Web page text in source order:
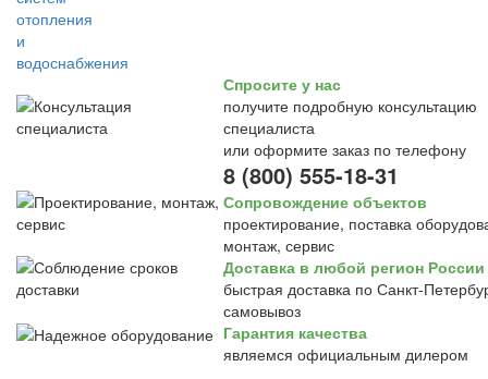
Спросите у нас
получите подробную консультацию
специалиста
или оформите заказ по телефону
8 (800) 555-18-31
Сопровождение объектов
проектирование, поставка
монтаж, сервис
Доставка в любой регион России
быстрая доставка по Санкт-
самовывоз
Гарантия качества
являемся официальным дилером